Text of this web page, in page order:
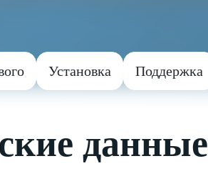
Установка Поддержка
данные